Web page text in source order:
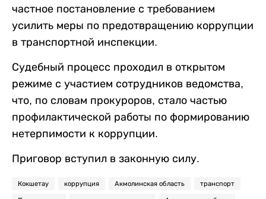
частное постановление с требованием
усилить меры по предотвращению коррупции
в транспортной инспекции.
Судебный процесс проходил в открытом
режиме с участием сотрудников ведомства,
что, по словам прокуроров, стало частью
профилактической работы по формированию
нетерпимости к коррупции.
Приговор вступил в законную силу.
Кокшетау коррупция Акмолинская область транспорт